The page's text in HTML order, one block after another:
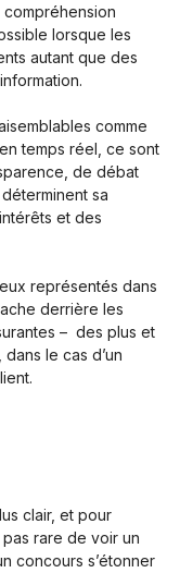
compréhension
lorsque les
autant que des
comme
temps réel, ce sont
de débat
sa
et des
représentés dans
derrière les
– des plus et
le cas d’un
clair, et pour
pas rare de voir un
concours s’étonner